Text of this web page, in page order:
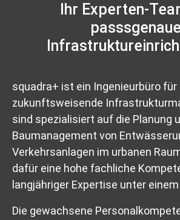
Ihr Experten-
passsgenaue
squadra+ ist ein Ingenieurbüro für
zukunftsweisende
sind spezialisiert auf die Planung
Baumanagement von
Verkehrsanlagen im urbanen
dafür eine hohe fachliche
langjähriger Expertise unter einem
Die gewachsene